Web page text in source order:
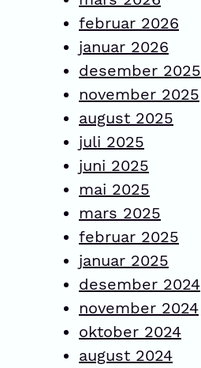
februar 2026
januar 2026
desember 2025
november 2025
august 2025
juli 2025
juni 2025
mai 2025
mars 2025
februar 2025
januar 2025
desember 2024
november 2024
oktober 2024
august 2024